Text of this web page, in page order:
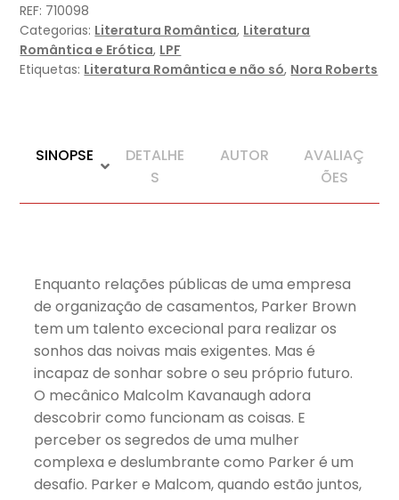
REF: 710098
Categorias: Literatura Romântica, Literatura
Romântica e Erótica, LPF
Etiquetas: Literatura Romântica e não só, Nora Roberts
SINOPSE
DETALHE
S
AUTOR
AVALIAÇ
ÕES
Enquanto relações públicas de uma empresa
de organização de casamentos, Parker Brown
tem um talento excecional para realizar os
sonhos das noivas mais exigentes. Mas é
incapaz de sonhar sobre o seu próprio futuro.
O mecânico Malcolm Kavanaugh adora
descobrir como funcionam as coisas. E
perceber os segredos de uma mulher
complexa e deslumbrante como Parker é um
desafio. Parker e Malcom, quando estão juntos,